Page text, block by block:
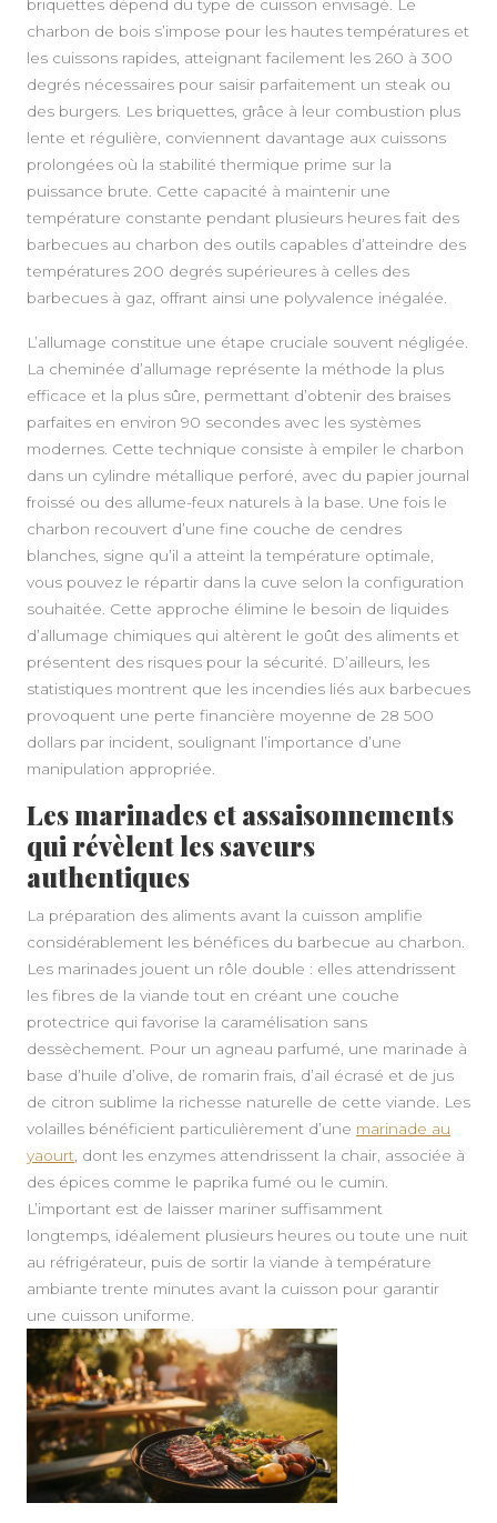
briquettes dépend du type de cuisson envisagé. Le
charbon de bois s’impose pour les hautes températures et
les cuissons rapides, atteignant facilement les 260 à 300
degrés nécessaires pour saisir parfaitement un steak ou
des burgers. Les briquettes, grâce à leur combustion plus
lente et régulière, conviennent davantage aux cuissons
prolongées où la stabilité thermique prime sur la
puissance brute. Cette capacité à maintenir une
température constante pendant plusieurs heures fait des
barbecues au charbon des outils capables d’atteindre des
températures 200 degrés supérieures à celles des
barbecues à gaz, offrant ainsi une polyvalence inégalée.
L’allumage constitue une étape cruciale souvent négligée.
La cheminée d’allumage représente la méthode la plus
efficace et la plus sûre, permettant d’obtenir des braises
parfaites en environ 90 secondes avec les systèmes
modernes. Cette technique consiste à empiler le charbon
dans un cylindre métallique perforé, avec du papier journal
froissé ou des allume-feux naturels à la base. Une fois le
charbon recouvert d’une fine couche de cendres
blanches, signe qu’il a atteint la température optimale,
vous pouvez le répartir dans la cuve selon la configuration
souhaitée. Cette approche élimine le besoin de liquides
d’allumage chimiques qui altèrent le goût des aliments et
présentent des risques pour la sécurité. D’ailleurs, les
statistiques montrent que les incendies liés aux barbecues
provoquent une perte financière moyenne de 28 500
dollars par incident, soulignant l’importance d’une
manipulation appropriée.
Les marinades et assaisonnements
qui révèlent les saveurs
authentiques
La préparation des aliments avant la cuisson amplifie
considérablement les bénéfices du barbecue au charbon.
Les marinades jouent un rôle double : elles attendrissent
les fibres de la viande tout en créant une couche
protectrice qui favorise la caramélisation sans
dessèchement. Pour un agneau parfumé, une marinade à
base d’huile d’olive, de romarin frais, d’ail écrasé et de jus
de citron sublime la richesse naturelle de cette viande. Les
volailles bénéficient particulièrement d’une marinade au
yaourt , dont les enzymes attendrissent la chair, associée à
des épices comme le paprika fumé ou le cumin.
L’important est de laisser mariner suffisamment
longtemps, idéalement plusieurs heures ou toute une nuit
au réfrigérateur, puis de sortir la viande à température
ambiante trente minutes avant la cuisson pour garantir
une cuisson uniforme.